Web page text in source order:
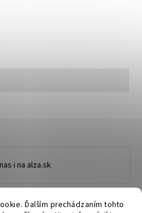
Ďalším prechádzaním tohto
i na alza.sk